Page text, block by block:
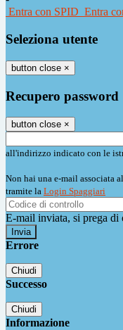
Entra con SPID Entra
Seleziona utente
button close ×
Recupero password
button close ×
all'indirizzo indicato con le
Non hai una e-mail associata
tramite la Login Spaggiari
E-mail inviata, si prega di
Errore
Chiudi
Successo
Chiudi
Informazione